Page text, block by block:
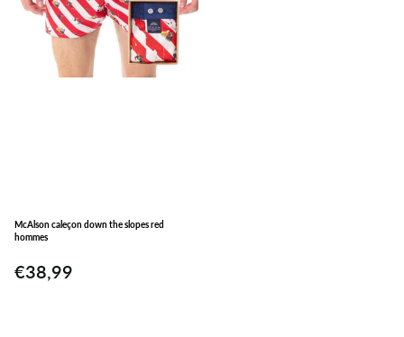
McAlson caleçon down the slopes red
hommes
€38,99